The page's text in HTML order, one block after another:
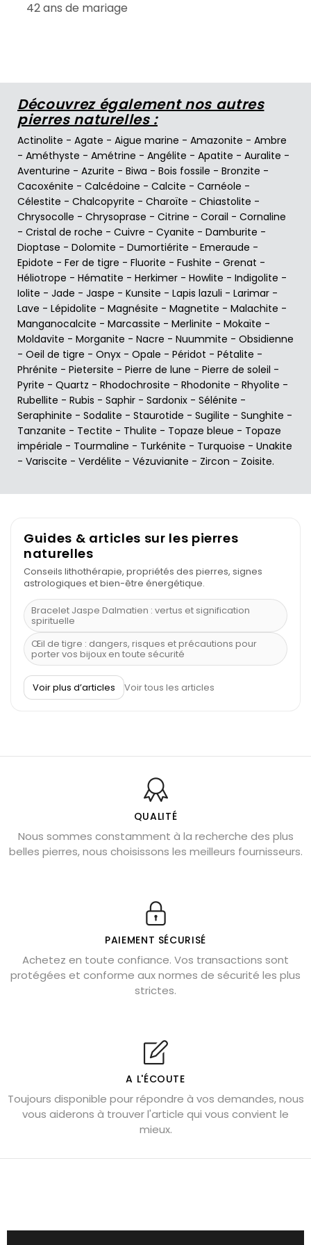
42 ans de mariage
Découvrez également nos autres
pierres naturelles :
Actinolite - Agate - Aigue marine - Amazonite - Ambre
- Améthyste - Amétrine - Angélite - Apatite - Auralite -
Aventurine - Azurite - Biwa - Bois fossile - Bronzite -
Cacoxénite - Calcédoine - Calcite - Carnéole -
Célestite - Chalcopyrite - Charoïte - Chiastolite -
Chrysocolle - Chrysoprase - Citrine - Corail - Cornaline
- Cristal de roche - Cuivre - Cyanite - Damburite -
Dioptase - Dolomite - Dumortiérite - Emeraude -
Epidote - Fer de tigre - Fluorite - Fushite - Grenat -
Héliotrope - Hématite - Herkimer - Howlite - Indigolite -
Iolite - Jade - Jaspe - Kunsite - Lapis lazuli - Larimar -
Lave - Lépidolite - Magnésite - Magnetite - Malachite -
Manganocalcite - Marcassite - Merlinite - Mokaïte -
Moldavite - Morganite - Nacre - Nuummite - Obsidienne
- Oeil de tigre - Onyx - Opale - Péridot - Pétalite -
Phrénite - Pietersite - Pierre de lune - Pierre de soleil -
Pyrite - Quartz - Rhodochrosite - Rhodonite - Rhyolite -
Rubellite - Rubis - Saphir - Sardonix - Sélénite -
Seraphinite - Sodalite - Staurotide - Sugilite - Sunghite -
Tanzanite - Tectite - Thulite - Topaze bleue - Topaze
impériale - Tourmaline - Turkénite - Turquoise - Unakite
- Variscite - Verdélite - Vézuvianite - Zircon - Zoisite.
Guides & articles sur les pierres
naturelles
Conseils lithothérapie, propriétés des pierres, signes
astrologiques et bien-être énergétique.
Bracelet Jaspe Dalmatien : vertus et signification
spirituelle
Œil de tigre : dangers, risques et précautions pour
porter vos bijoux en toute sécurité
À quel poignet porter un bracelet de pierre
Découvrez le scorpion et ses pierres
Bienfaits de la sélénite – pierre des anges
L’améthyste est-elle faite pour moi ?
Chrysocolle : pierre apaisante
Obsidienne dorée : vertus et signification
Véritable citrine naturelle non chauffée
Où placer la citrine dans la maison
Cornaline : propriétés magiques
Capricorne : quelles pierres choisir
Shungite : purification et protection
Bagues en labradorite argent 925
Lapis lazuli : propriétés et précautions
Citrine : propriétés magiques
Aigue-marine : propriétés et couleurs
Pierres pour attirer l’amour
Voir plus d’articles Voir tous les articles
QUALITÉ
Nous sommes constamment à la recherche des plus
belles pierres, nous choisissons les meilleurs fournisseurs.
PAIEMENT SÉCURISÉ
Achetez en toute confiance. Vos transactions sont
protégées et conforme aux normes de sécurité les plus
strictes.
A L'ÉCOUTE
Toujours disponible pour répondre à vos demandes, nous
vous aiderons à trouver l'article qui vous convient le
mieux.